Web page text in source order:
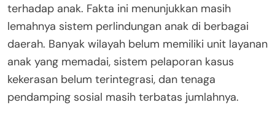
terhadap anak. Fakta ini menunjukkan masih
lemahnya sistem perlindungan anak di berbagai
daerah. Banyak wilayah belum memiliki unit layanan
anak yang memadai, sistem pelaporan kasus
kekerasan belum terintegrasi, dan tenaga
pendamping sosial masih terbatas jumlahnya.